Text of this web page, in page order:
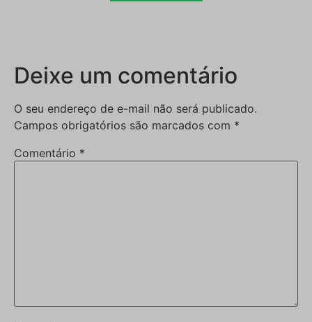
Deixe um comentário
O seu endereço de e-mail não será publicado.
Campos obrigatórios são marcados com *
Comentário *